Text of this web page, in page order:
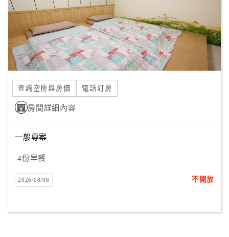
線
上
服
紅
利
查
訂
房
Q&A
查詢空房與房價 電話訂房
房間詳細內容
一般專案
4份早餐
2026/08/08 不開放